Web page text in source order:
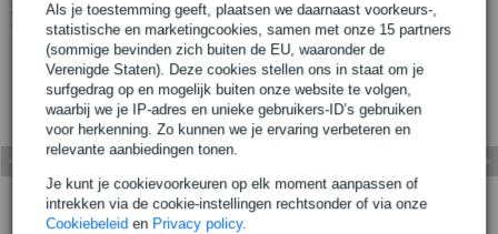
Als je toestemming geeft, plaatsen we daarnaast voorkeurs-,
statistische en marketingcookies, samen met onze 15 partners
(sommige bevinden zich buiten de EU, waaronder de
Verenigde Staten). Deze cookies stellen ons in staat om je
surfgedrag op en mogelijk buiten onze website te volgen,
waarbij we je IP-adres en unieke gebruikers-ID’s gebruiken
voor herkenning. Zo kunnen we je ervaring verbeteren en
relevante aanbiedingen tonen.
Je kunt je cookievoorkeuren op elk moment aanpassen of
intrekken via de cookie-instellingen rechtsonder of via onze
Cookiebeleid en Privacy policy.
Bekijk ook eens (1)